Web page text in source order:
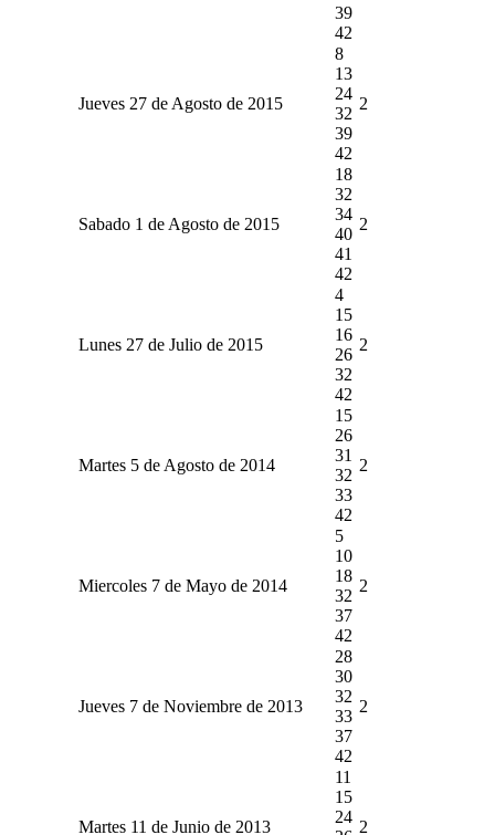
39
42
Jueves 27 de Agosto de 2015
8
13
24
32
39
42
2
Sabado 1 de Agosto de 2015
18
32
34
40
41
42
2
Lunes 27 de Julio de 2015
4
15
16
26
32
42
2
Martes 5 de Agosto de 2014
15
26
31
32
33
42
2
Miercoles 7 de Mayo de 2014
5
10
18
32
37
42
2
Jueves 7 de Noviembre de 2013
28
30
32
33
37
42
2
Martes 11 de Junio de 2013
11
15
24
2